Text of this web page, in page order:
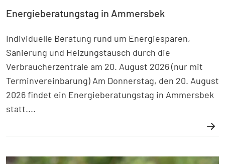
Energieberatungstag in Ammersbek
Individuelle Beratung rund um Energiesparen,
Sanierung und Heizungstausch durch die
Verbraucherzentrale am 20. August 2026 (nur mit
Terminvereinbarung) Am Donnerstag, den 20. August
2026 findet ein Energieberatungstag in Ammersbek
statt....
Weiterlesen: Energieberatungstag in Ammersbek